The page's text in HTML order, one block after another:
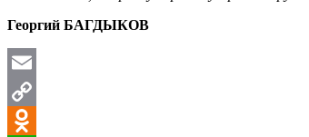
Георгий БАГДЫКОВ
Email
Copy